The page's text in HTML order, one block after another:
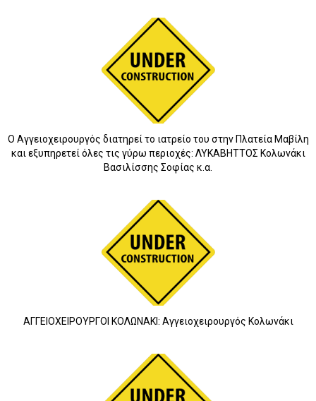
O Αγγειοχειρουργός διατηρεί το ιατρείο του στην Πλατεία Μαβίλη
και εξυπηρετεί όλες τις γύρω περιοχές: ΛΥΚΑΒΗΤΤΟΣ Κολωνάκι
Βασιλίσσης Σοφίας κ.α.
ΑΓΓΕΙΟΧΕΙΡΟΥΡΓΟI ΚΟΛΩΝΑΚΙ: Αγγειοχειρουργός Κολωνάκι